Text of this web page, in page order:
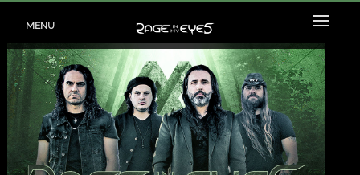
MENU